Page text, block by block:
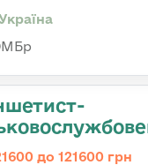
до 121600 грн